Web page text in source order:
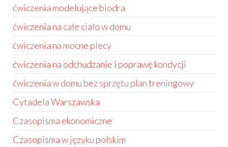
ćwiczenia modelujące biodra
ćwiczenia na całe ciało w domu
ćwiczenia na mocne plecy
ćwiczenia na odchudzanie i poprawę kondycji
ćwiczenia w domu bez sprzętu plan treningowy
Cytadela Warszawska
Czasopisma ekonomiczne
Czasopisma w języku polskim